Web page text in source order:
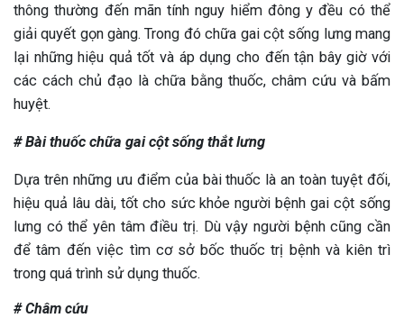
thông thường đến mãn tính nguy hiểm đông y đều có thể
giải quyết gọn gàng. Trong đó chữa gai cột sống lưng mang
lại những hiệu quả tốt và áp dụng cho đến tận bây giờ với
các cách chủ đạo là chữa bằng thuốc, châm cứu và bấm
huyệt.
# Bài thuốc chữa gai cột sống thắt lưng
Dựa trên những ưu điểm của bài thuốc là an toàn tuyệt đối,
hiệu quả lâu dài, tốt cho sức khỏe người bệnh gai cột sống
lưng có thể yên tâm điều trị. Dù vậy người bệnh cũng cần
để tâm đến việc tìm cơ sở bốc thuốc trị bệnh và kiên trì
trong quá trình sử dụng thuốc.
# Châm cứu